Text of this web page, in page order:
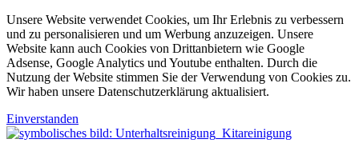
Unsere Website verwendet Cookies, um Ihr Erlebnis zu verbessern
und zu personalisieren und um Werbung anzuzeigen. Unsere
Website kann auch Cookies von Drittanbietern wie Google
Adsense, Google Analytics und Youtube enthalten. Durch die
Nutzung der Website stimmen Sie der Verwendung von Cookies zu.
Wir haben unsere Datenschutzerklärung aktualisiert.
Einverstanden